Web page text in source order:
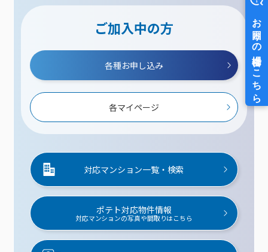
ご加入中の方
各種お申し込み
各マイページ
対応マンション一覧・検索
ポテト対応物件情報
対応マンションの写真や間取りはこちら